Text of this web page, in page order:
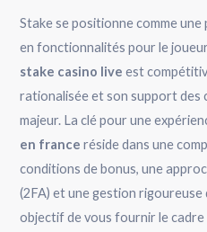
Stake se positionne comme
en fonctionnalités pour le
stake casino live est
rationalisée et son support
majeur. La clé pour une
en france réside dans une
conditions de bonus, une
(2FA) et une gestion rigoureuse
objectif de vous fournir le